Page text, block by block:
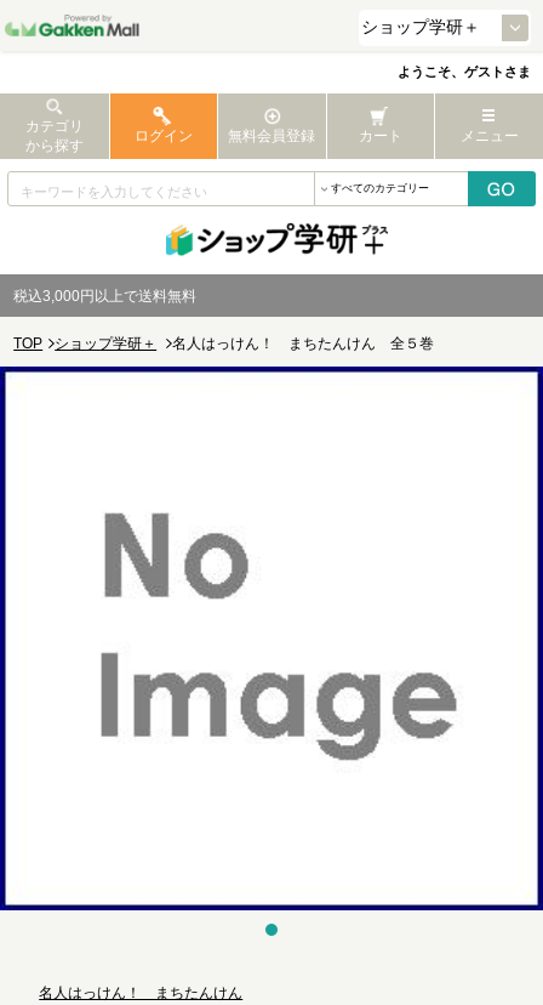
ようこそ、ゲストさま
カテゴリ
から探す
ログイン 無料会員登録 カート メニュー
税込3,000円以上で送料無料
TOP ショップ学研＋ 名人はっけん！ まちたんけん 全５巻
名人はっけん！ まちたんけん